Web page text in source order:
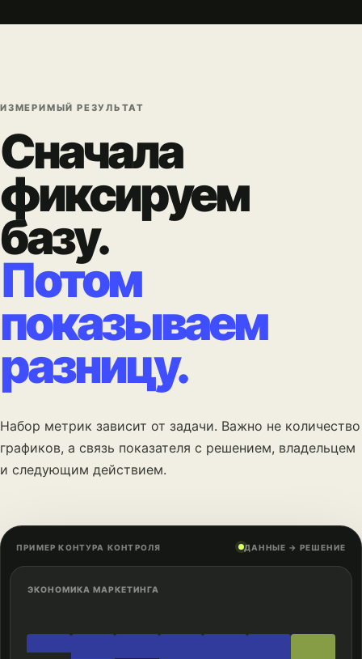
ИЗМЕРИМЫЙ РЕЗУЛЬТАТ
Сначала
фиксируем
базу.
Потом
показываем
разницу.
Набор метрик зависит от задачи. Важно не количество
графиков, а связь показателя с решением, владельцем
и следующим действием.
ПРИМЕР КОНТУРА КОНТРОЛЯ ДАННЫЕ → РЕШЕНИЕ
ЭКОНОМИКА МАРКЕТИНГА